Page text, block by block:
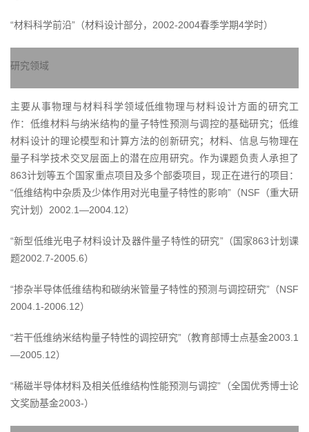
“材料科学前沿”（材料设计部分，2002-2004春季学期4学时）
研究领域
主要从事物理与材料科学领域低维物理与材料设计方面的研究工
作：低维材料与纳米结构的量子特性预测与调控的基础研究；低维
材料设计的理论模型和计算方法的创新研究；材料、信息与物理在
量子科学技术交叉层面上的潜在应用研究。作为课题负责人承担了
863计划等五个国家重点项目及多个部委项目，现正在进行的项目：
“低维结构中杂质及少体作用对光电量子特性的影响”（NSF（重大研
究计划）2002.1—2004.12）
“新型低维光电子材料设计及器件量子特性的研究”（国家863计划课
题2002.7-2005.6）
“掺杂半导体低维结构和碳纳米管量子特性的预测与调控研究”（NSF
2004.1-2006.12）
“若干低维纳米结构量子特性的调控研究”（教育部博士点基金2003.1
—2005.12）
“稀磁半导体材料及相关低维结构性能预测与调控”（全国优秀博士论
文奖励基金2003-）